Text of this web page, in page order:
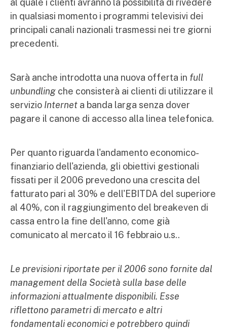
al quale i clienti avranno la possibilità di rivedere
in qualsiasi momento i programmi televisivi dei
principali canali nazionali trasmessi nei tre giorni
precedenti.
Sarà anche introdotta una nuova offerta in full
unbundling che consisterà ai clienti di utilizzare il
servizio Internet a banda larga senza dover
pagare il canone di accesso alla linea telefonica.
Per quanto riguarda l'andamento economico-
finanziario dell'azienda, gli obiettivi gestionali
fissati per il 2006 prevedono una crescita del
fatturato pari al 30% e dell'EBITDA del superiore
al 40%, con il raggiungimento del breakeven di
cassa entro la fine dell'anno, come già
comunicato al mercato il 16 febbraio u.s..
Le previsioni riportate per il 2006 sono fornite dal
management della Società sulla base delle
informazioni attualmente disponibili. Esse
riflettono parametri di mercato e altri
fondamentali economici e potrebbero quindi